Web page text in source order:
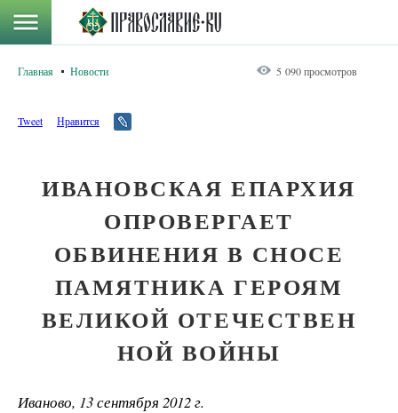
Главная Новости 5 090 просмотров
Tweet Нравится
ИВАНОВСКАЯ ЕПАРХИЯ
ОПРОВЕРГАЕ​Т
ОБВИНЕНИЯ В СНОСЕ
ПАМЯТНИКА ГЕРОЯМ
ВЕЛИКОЙ ОТЕЧЕСТВЕН​
НОЙ ВОЙНЫ
Иваново, 13 сентября 2012 г.